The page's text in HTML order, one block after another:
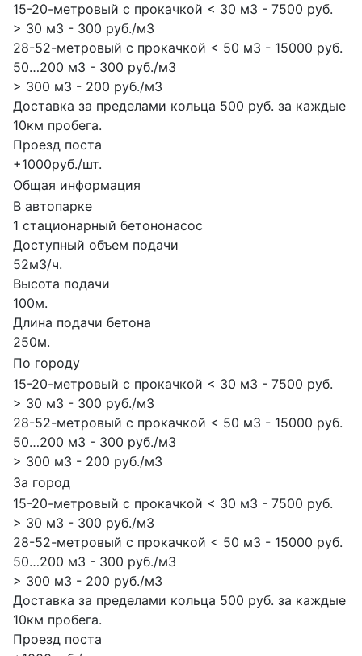
15-20-метровый с прокачкой < 30 м3 - 7500 руб.
> 30 м3 - 300 руб./м3
28-52-метровый с прокачкой < 50 м3 - 15000 руб.
50…200 м3 - 300 руб./м3
> 300 м3 - 200 руб./м3
Доставка за пределами кольца 500 руб. за каждые
10км пробега.
Проезд поста
+1000руб./шт.
Общая информация
В автопарке
1 стационарный бетононасос
Доступный объем подачи
52м3/ч.
Высота подачи
100м.
Длина подачи бетона
250м.
По городу
15-20-метровый с прокачкой < 30 м3 - 7500 руб.
> 30 м3 - 300 руб./м3
28-52-метровый с прокачкой < 50 м3 - 15000 руб.
50…200 м3 - 300 руб./м3
> 300 м3 - 200 руб./м3
За город
15-20-метровый с прокачкой < 30 м3 - 7500 руб.
> 30 м3 - 300 руб./м3
28-52-метровый с прокачкой < 50 м3 - 15000 руб.
50…200 м3 - 300 руб./м3
> 300 м3 - 200 руб./м3
Доставка за пределами кольца 500 руб. за каждые
10км пробега.
Проезд поста